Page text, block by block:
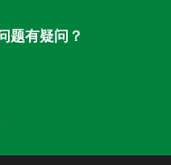
题有疑问？